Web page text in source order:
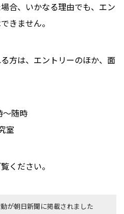
合、いかなる理由でも、エン
きません。
方は、エントリーのほか、面
〜随時
室
ください。
が朝日新聞に掲載されました